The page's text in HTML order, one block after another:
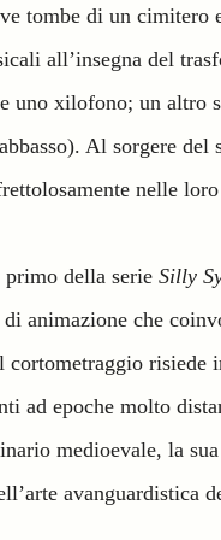
tombe di un cimitero
all’insegna del
uno xilofono; un altro
Al sorgere del
nelle
primo della serie Silly
animazione che
cortometraggio risiede
ad epoche molto
medioevale, la
avanguardistica